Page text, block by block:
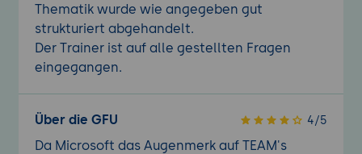
Thematik wurde wie angegeben gut
strukturiert abgehandelt.
Der Trainer ist auf alle gestellten Fragen
eingegangen.
Über die GFU 4/5
Da Microsoft das Augenmerk auf TEAM's